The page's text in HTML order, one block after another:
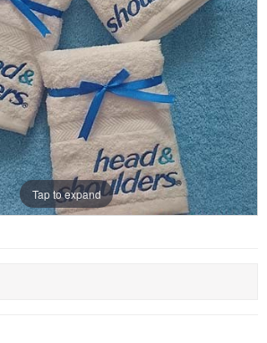
Tap to expand
THÊU KHĂN 3